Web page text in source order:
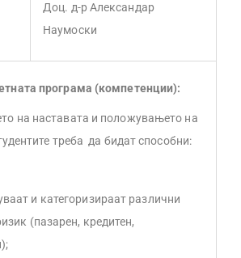
Доц. д-р Александар
Наумоски
програма (компетенции):
на наставата и положувањето на
треба да бидат способни:
и категоризираат различни
(пазарен, кредитен,